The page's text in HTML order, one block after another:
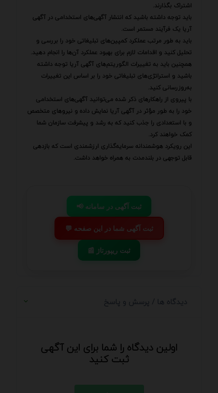
اشتراک بگذارند.
باید توجه داشته باشید که انتشار آگهی‌های استخدامی در آگهی
آریا یک فرآیند مستمر است.
باید به طور مرتب عملکرد کمپین‌های تبلیغاتی خود را بررسی و
تحلیل کنید و اقدامات لازم برای بهبود عملکرد آن‌ها را انجام دهید.
همچنین باید به تغییرات الگوریتم‌های آگهی آریا توجه داشته
باشید و استراتژی‌های تبلیغاتی خود را بر اساس این تغییرات
به‌روزرسانی کنید.
با پیروی از راهکارهای ذکر شده می‌توانید آگهی‌های استخدامی
خود را به طور مؤثر در آگهی آریا نمایش داده و نیروهای متخصص
و با استعدادی را جذب کنید که به رشد و پیشرفت سازمان شما
کمک خواهند کرد.
این رویکرد هوشمندانه سرمایه‌گذاری ارزشمندی است که بازدهی
قابل توجهی در بلندمدت به همراه خواهد داشت.
📢 ثبت آگهی در سامانه
💬 ثبت آگهی شما در این صفحه
📰 ثبت ریپورتاژ
دیدگاه ها / پرسش و پاسخ
اولین دیدگاه را شما برای این آگهی
ثبت کنید